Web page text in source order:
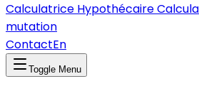
Calculatrice Hypothécaire
mutation
ContactEn
Toggle Menu